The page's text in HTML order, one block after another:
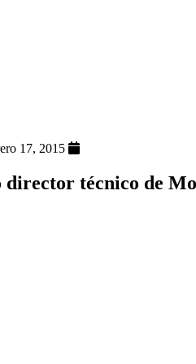
17, 2015
director técnico de